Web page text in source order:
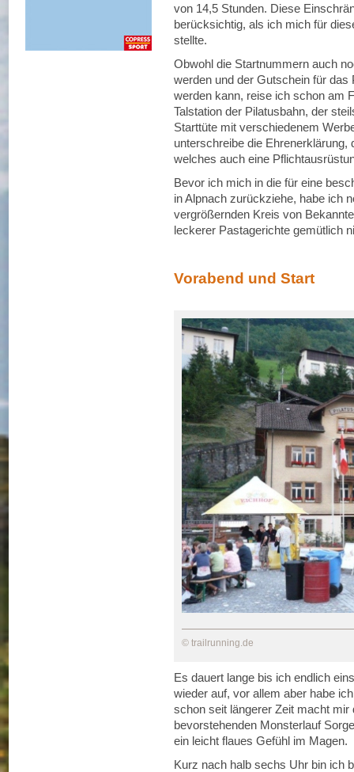
von 14,5 Stunden. Diese
berücksichtig, als ich mich für
stellte.
Obwohl die Startnummern auch
werden und der Gutschein für
werden kann, reise ich schon am
Talstation der Pilatusbahn, der
Starttüte mit verschiedenem
unterschreibe die
welches auch eine
Bevor ich mich in die für eine
in Alpnach zurückziehe, habe ich
vergrößernden Kreis von
leckerer Pastagerichte gemütlich
Vorabend und Start
© trailrunning.de
Es dauert lange bis ich endlich
wieder auf, vor allem aber habe
schon seit längerer Zeit macht
bevorstehenden Monsterlauf
ein leicht flaues Gefühl im Magen.
Kurz nach halb sechs Uhr bin ich